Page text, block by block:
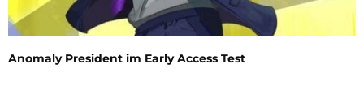
Anomaly President im Early Access Test